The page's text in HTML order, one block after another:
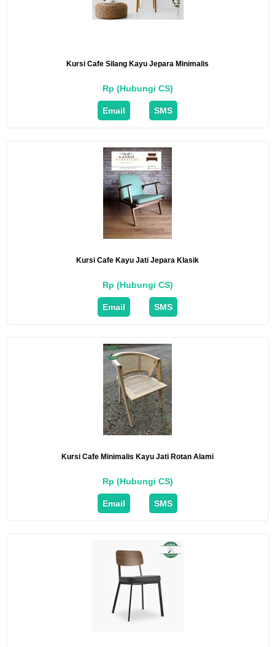
Kursi Cafe Silang Kayu Jepara Minimalis
Rp (Hubungi CS)
Email SMS
Kursi Cafe Kayu Jati Jepara Klasik
Rp (Hubungi CS)
Email SMS
Kursi Cafe Minimalis Kayu Jati Rotan Alami
Rp (Hubungi CS)
Email SMS